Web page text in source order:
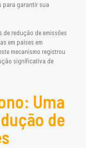
para garantir sua
de redução de emissões
em países em
mecanismo registrou
significativa de
Uma
de